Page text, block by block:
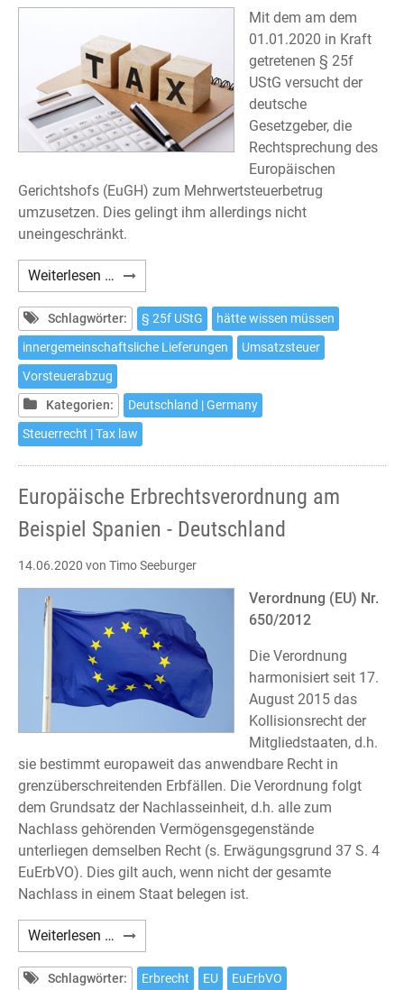
Mit dem am dem
01.01.2020 in Kraft
getretenen § 25f
UStG versucht der
deutsche
Gesetzgeber, die
Rechtsprechung des
Europäischen
Gerichtshofs (EuGH) zum Mehrwertsteuerbetrug
umzusetzen. Dies gelingt ihm allerdings nicht
uneingeschränkt.
Weiterlesen …
25f
UStG:
Neue
Vorschrift
zum
Umsatzsteuerstrafrecht
Schlagwörter: § 25f UStG
hätte wissen müssen
innergemeinschaftsliche Lieferungen
Umsatzsteuer
Vorsteuerabzug
Kategorien:
Deutschland | Germany
Steuerrecht | Tax law
Europäische Erbrechtsverordnung am
Beispiel Spanien - Deutschland
14.06.2020 von Timo Seeburger
Verordnung (EU) Nr.
650/2012
Die Verordnung
harmonisiert seit 17.
August 2015 das
Kollisionsrecht der
Mitgliedstaaten, d.h.
sie bestimmt europaweit das anwendbare Recht in
grenzüberschreitenden Erbfällen. Die Verordnung folgt
dem Grundsatz der Nachlasseinheit, d.h. alle zum
Nachlass gehörenden Vermögensgegenstände
unterliegen demselben Recht (s. Erwägungsgrund 37 S. 4
EuErbVO). Dies gilt auch, wenn nicht der gesamte
Nachlass in einem Staat belegen ist.
Weiterlesen … Europäische
Erbrechtsverordnung
am
Schlagwörter: Erbrecht EU
EuErbVO